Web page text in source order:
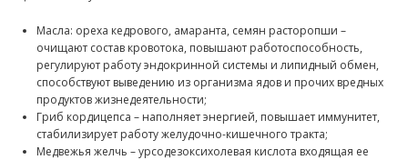
Масла: ореха кедрового, амаранта, семян расторопши –
очищают состав кровотока, повышают работоспособность,
регулируют работу эндокринной системы и липидный обмен,
способствуют выведению из организма ядов и прочих вредных
продуктов жизнедеятельности;
Гриб кордицепса – наполняет энергией, повышает иммунитет,
стабилизирует работу желудочно-кишечного тракта;
Медвежья желчь – урсодезоксихолевая кислота входящая ее